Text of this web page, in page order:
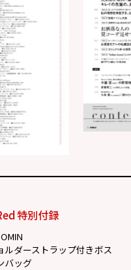
特別付録
ルダーストラップ付きボス
バッグ